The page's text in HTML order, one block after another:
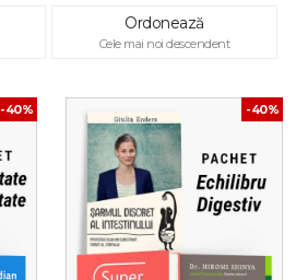
Ordonează
Cele mai noi descendent
-40% -40%